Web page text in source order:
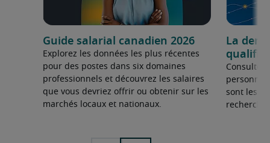
Guide salarial canadien 2026
Explorez les données les plus récentes
pour des postes dans six domaines
professionnels et découvrez les salaires
que vous devriez offrir ou obtenir sur les
marchés locaux et nationaux.
La
qualifié
Consultez
personnel
sont les